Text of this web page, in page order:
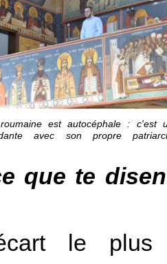
est autocéphale : c'est
avec son propre
que te
le